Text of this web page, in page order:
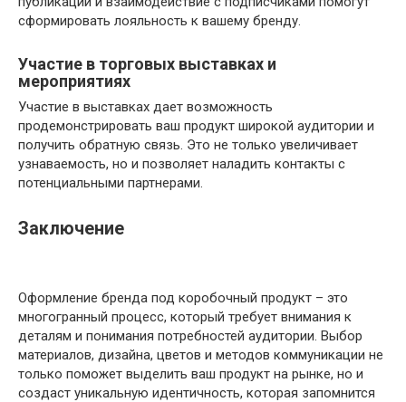
сформировать лояльность к вашему бренду.
Участие в торговых выставках и
мероприятиях
Участие в выставках дает возможность
продемонстрировать ваш продукт широкой аудитории и
получить обратную связь. Это не только увеличивает
узнаваемость, но и позволяет наладить контакты с
потенциальными партнерами.
Заключение
Оформление бренда под коробочный продукт – это
многогранный процесс, который требует внимания к
деталям и понимания потребностей аудитории. Выбор
материалов, дизайна, цветов и методов коммуникации не
только поможет выделить ваш продукт на рынке, но и
создаст уникальную идентичность, которая запомнится